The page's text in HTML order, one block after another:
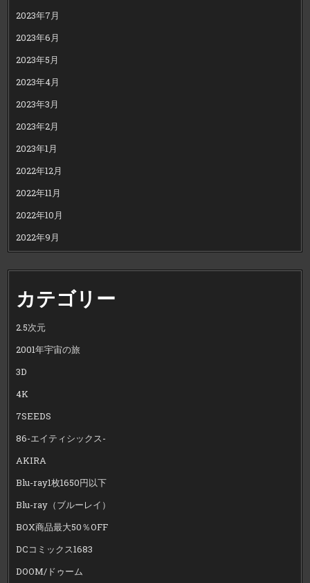
2023年7月
2023年6月
2023年5月
2023年4月
2023年3月
2023年2月
2023年1月
2022年12月
2022年11月
2022年10月
2022年9月
カテゴリー
2.5次元
2001年宇宙の旅
3D
4K
7SEEDS
86-エイティシックス-
AKIRA
Blu-ray1枚1650円以下
Blu-ray（ブルーレイ）
BOX商品最大50％OFF
DCコミックス1683
DOOM/ドゥーム